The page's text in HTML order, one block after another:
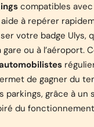
compatibles avec
à repérer
votre badge Ulys,
ou à l’aéroport.
de gagner du
parkings, grâce à un
du